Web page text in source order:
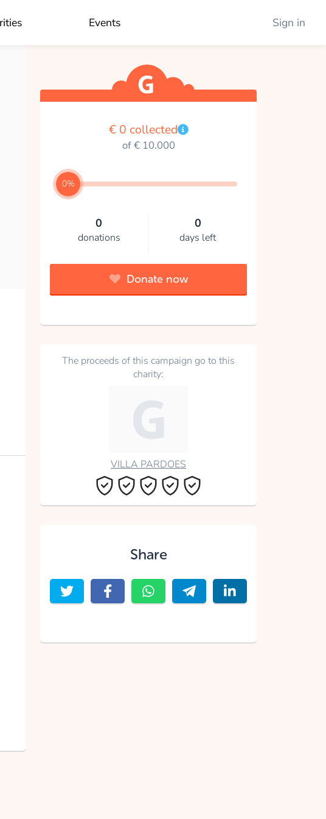
Events Sign in
€ 0 collected
of € 10.000
0%
0
donations
0
days left
Donate now
The proceeds of this campaign go to this
charity:
VILLA PARDOES
Share